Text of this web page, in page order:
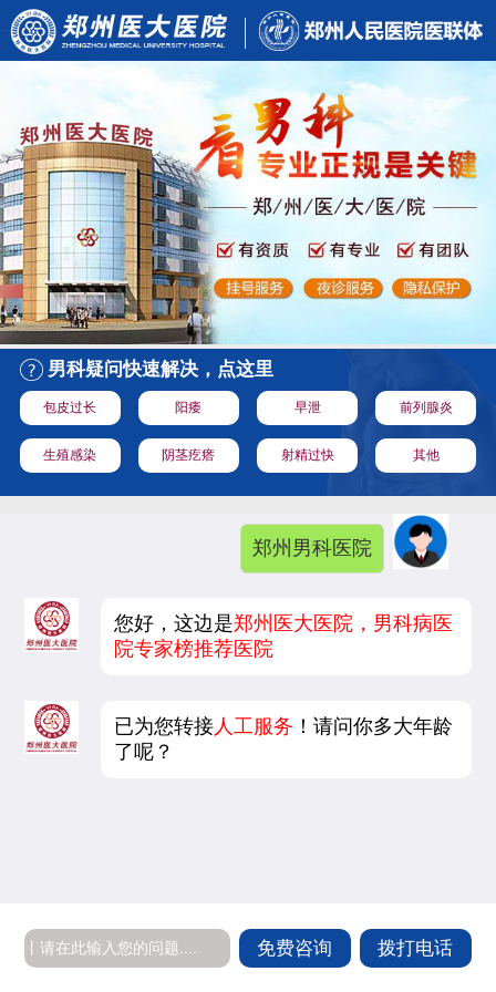
男科疑问快速解决，点这里
包皮过长 阳痿 早泄 前列腺炎
生殖感染 阴茎疙瘩 射精过快 其他
郑州男科医院
您好，这边是郑州医大医院，男科病医
院专家榜推荐医院
已为您转接 人工服务 ！请问你多大年龄
了呢？
免费咨询 拨打电话